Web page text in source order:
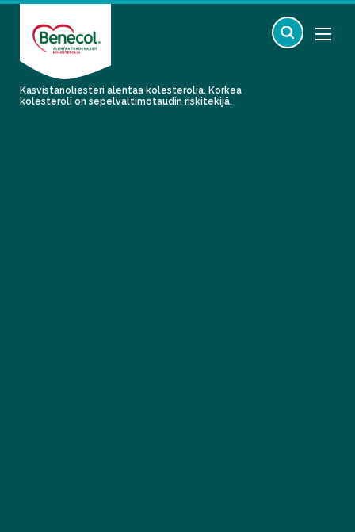
Kasvistanoliesteri alentaa kolesterolia. Korkea
kolesteroli on sepelvaltimotaudin riskitekijä.